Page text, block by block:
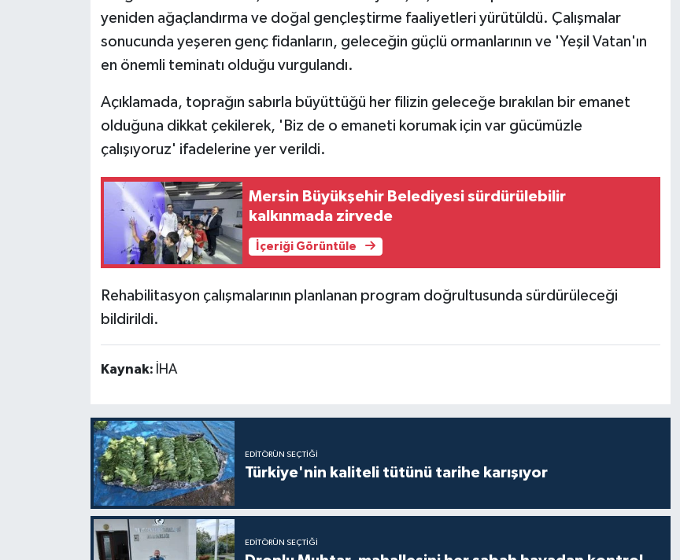
yeniden ağaçlandırma ve doğal gençleştirme faaliyetleri yürütüldü. Çalışmalar
sonucunda yeşeren genç fidanların, geleceğin güçlü ormanlarının ve 'Yeşil Vatan'ın
en önemli teminatı olduğu vurgulandı.
Açıklamada, toprağın sabırla büyüttüğü her filizin geleceğe bırakılan bir emanet
olduğuna dikkat çekilerek, 'Biz de o emaneti korumak için var gücümüzle
çalışıyoruz' ifadelerine yer verildi.
Mersin Büyükşehir Belediyesi sürdürülebilir
kalkınmada zirvede
İçeriği Görüntüle
Rehabilitasyon çalışmalarının planlanan program doğrultusunda sürdürüleceği
bildirildi.
Kaynak: İHA
EDITÖRÜN SEÇTIĞI
Türkiye'nin kaliteli tütünü tarihe karışıyor
EDITÖRÜN SEÇTIĞI